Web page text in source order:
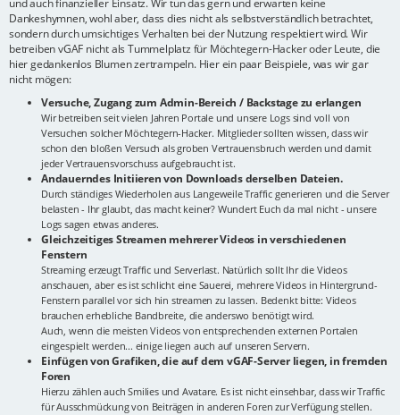
Dankeshymnen, wohl aber, dass dies nicht als selbstverständlich betrachtet,
sondern durch umsichtiges Verhalten bei der Nutzung respektiert wird. Wir
betreiben vGAF nicht als Tummelplatz für Möchtegern-Hacker oder Leute, die
hier gedankenlos Blumen zertrampeln. Hier ein paar Beispiele, was wir gar
nicht mögen:
Versuche, Zugang zum Admin-Bereich / Backstage zu erlangen
Wir betreiben seit vielen Jahren Portale und unsere Logs sind voll von
Versuchen solcher Möchtegern-Hacker. Mitglieder sollten wissen, dass wir
schon den bloßen Versuch als groben Vertrauensbruch werden und damit
jeder Vertrauensvorschuss aufgebraucht ist.
Andauerndes Initiieren von Downloads derselben Dateien.
Durch ständiges Wiederholen aus Langeweile Traffic generieren und die Server
belasten - Ihr glaubt, das macht keiner? Wundert Euch da mal nicht - unsere
Logs sagen etwas anderes.
Gleichzeitiges Streamen mehrerer Videos in verschiedenen
Fenstern
Streaming erzeugt Traffic und Serverlast. Natürlich sollt Ihr die Videos
anschauen, aber es ist schlicht eine Sauerei, mehrere Videos in Hintergrund-
Fenstern parallel vor sich hin streamen zu lassen. Bedenkt bitte: Videos
brauchen erhebliche Bandbreite, die anderswo benötigt wird.
Auch, wenn die meisten Videos von entsprechenden externen Portalen
eingespielt werden... einige liegen auch auf unseren Servern.
Einfügen von Grafiken, die auf dem vGAF-Server liegen, in fremden
Foren
Hierzu zählen auch Smilies und Avatare. Es ist nicht einsehbar, dass wir Traffic
für Ausschmückung von Beiträgen in anderen Foren zur Verfügung stellen.